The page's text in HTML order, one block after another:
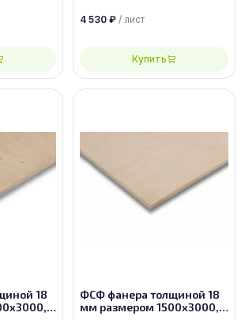
4 530 ₽ / лист
Купить
18
ФСФ фанера толщиной 18
мм размером 1500х3000,